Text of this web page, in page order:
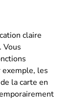
claire
Vous
exemple, les
la carte en